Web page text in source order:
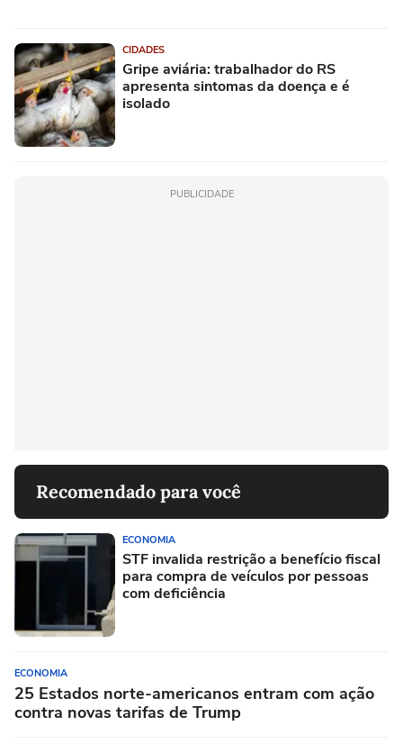
CIDADES
Gripe aviária: trabalhador do RS
apresenta sintomas da doença e é
isolado
PUBLICIDADE
Recomendado para você
ECONOMIA
STF invalida restrição a benefício fiscal
para compra de veículos por pessoas
com deficiência
ECONOMIA
25 Estados norte-americanos entram com ação
contra novas tarifas de Trump